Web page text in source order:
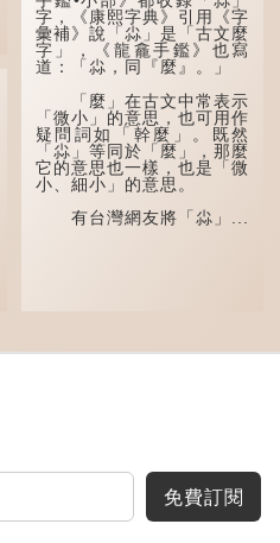
字，《康熙字典》引用《字
彙補》說「尛」是「古文麼
字」，《龍龕手鑑》也寫
道：「尛，同『麼』。」
「麼」在古文中常表示
「微小」的意思，也可用作
疑問詞如「幹麼」。既然
「尛」等同於「麼」，那麼
它的意思也一樣，也是「微
小、細小」的意思。
有台灣網友將「尛」...
免費訂閱